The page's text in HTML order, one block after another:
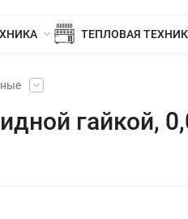
ТЕПЛОВАЯ
гайкой,